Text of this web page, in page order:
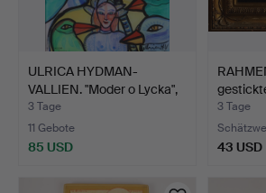
ULRICA HYDMAN-
VALLIEN. "Moder o Lycka",
Dr…
3 Tage
11 Gebote
85 USD
3 Tage
43 USD